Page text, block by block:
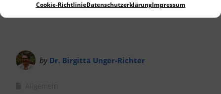
Cookie-RichtlinieDatenschutzerklärungImpressum
by Dr. Birgitta Unger-Richter